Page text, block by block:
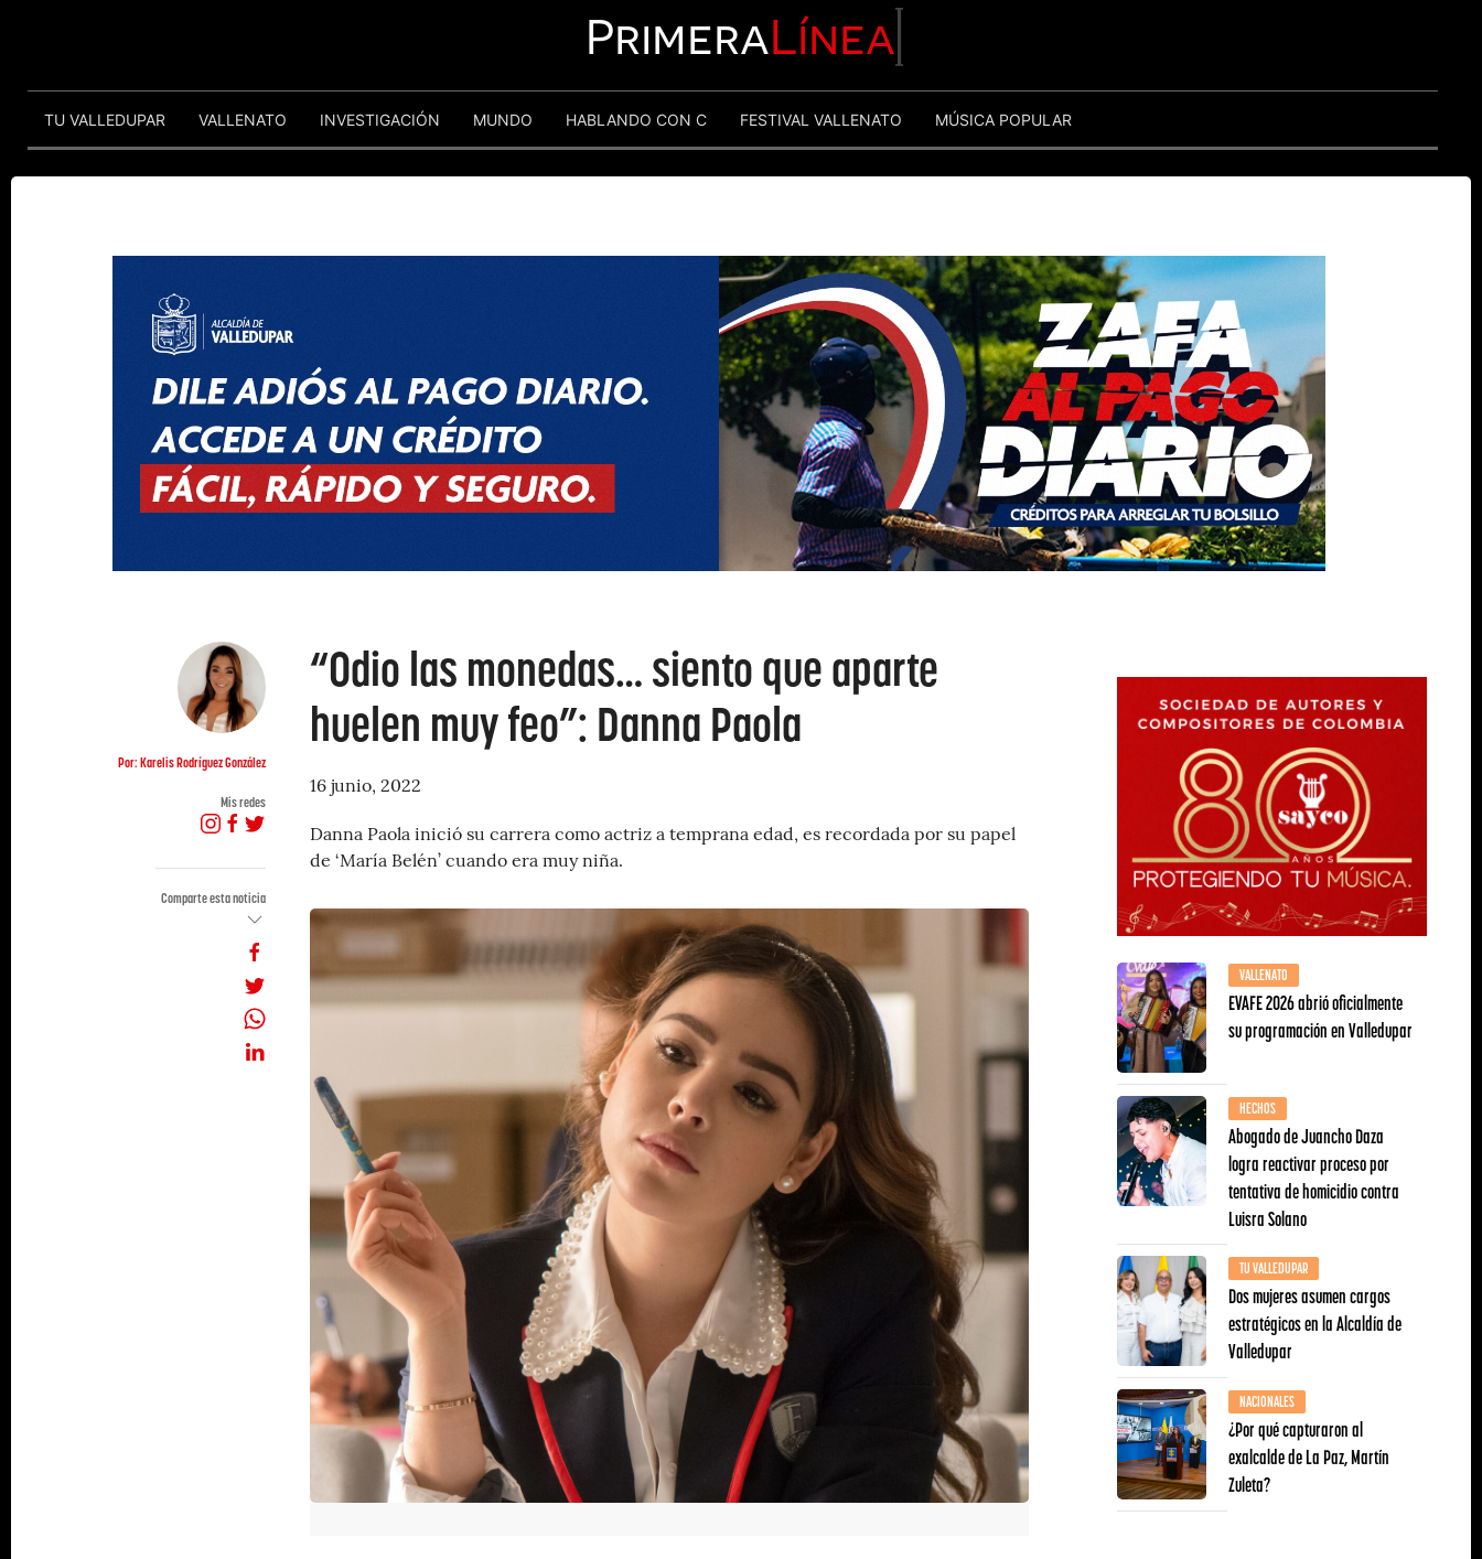
PrimeraLínea
TU VALLEDUPAR VALLENATO INVESTIGACIÓN MUNDO HABLANDO CON C FESTIVAL VALLENATO MÚSICA POPULAR
Por: Karelis Rodríguez González
Mis redes
Comparte esta noticia
“Odio las monedas… siento que aparte
huelen muy feo”: Danna Paola
16 junio, 2022
Danna Paola inició su carrera como actriz a temprana edad, es recordada por su papel
de ‘María Belén’ cuando era muy niña.
VALLENATO
EVAFE 2026 abrió oficialmente
su programación en Valledupar
HECHOS
Abogado de Juancho Daza
logra reactivar proceso por
tentativa de homicidio contra
Luisra Solano
TU VALLEDUPAR
Dos mujeres asumen cargos
estratégicos en la Alcaldía de
Valledupar
NACIONALES
¿Por qué capturaron al
exalcalde de La Paz, Martín
Zuleta?